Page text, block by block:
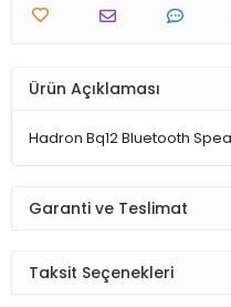
Ürün Açıklaması
Hadron Bq12 Bluetooth
Garanti ve Teslimat
Taksit Seçenekleri